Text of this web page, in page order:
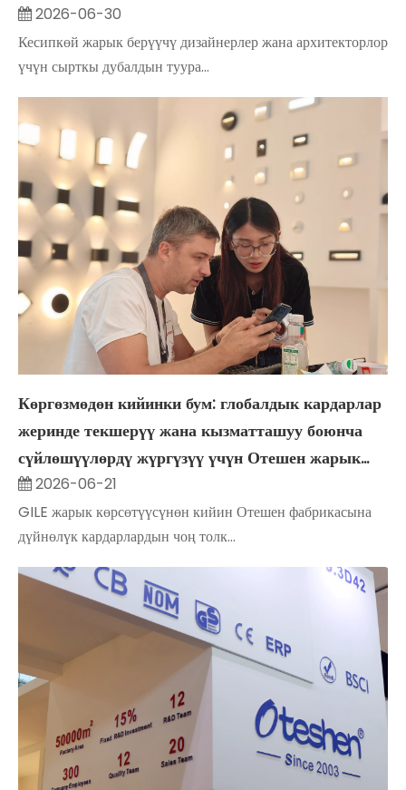
үчүн кош орнотулган тышкы шамдарга
ишенишет
2026-06-30
Кесипкөй жарык берүүчү дизайнерлер жана архитекторлор
үчүн сырткы дубалдын туура...
Көргөзмөдөн кийинки бум: глобалдык кардарлар
жеринде текшерүү жана кызматташуу боюнча
сүйлөшүүлөрдү жүргүзүү үчүн Отешен жарык
берүүчү фабрикасына агылып келишет
2026-06-21
GILE жарык көрсөтүүсүнөн кийин Отешен фабрикасына
дүйнөлүк кардарлардын чоң толк...